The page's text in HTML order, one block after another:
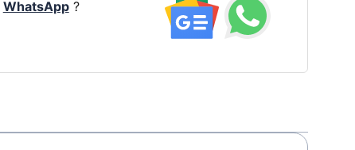
WhatsApp?